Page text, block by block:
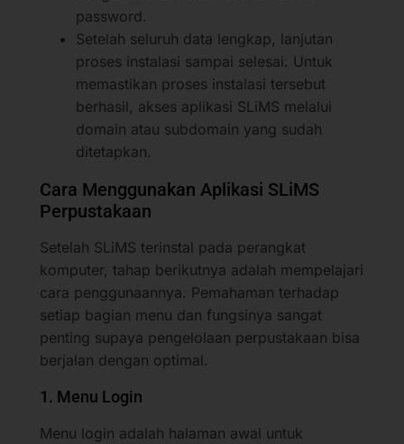
password.
Setelah seluruh data lengkap, lanjutan
proses instalasi sampai selesai. Untuk
memastikan proses instalasi tersebut
berhasil, akses aplikasi SLiMS melalui
domain atau subdomain yang sudah
ditetapkan.
Cara Menggunakan Aplikasi SLiMS
Perpustakaan
Setelah SLiMS terinstal pada perangkat
komputer, tahap berikutnya adalah mempelajari
cara penggunaannya. Pemahaman terhadap
setiap bagian menu dan fungsinya sangat
penting supaya pengelolaan perpustakaan bisa
berjalan dengan optimal.
1. Menu Login
Menu login adalah halaman awal untuk